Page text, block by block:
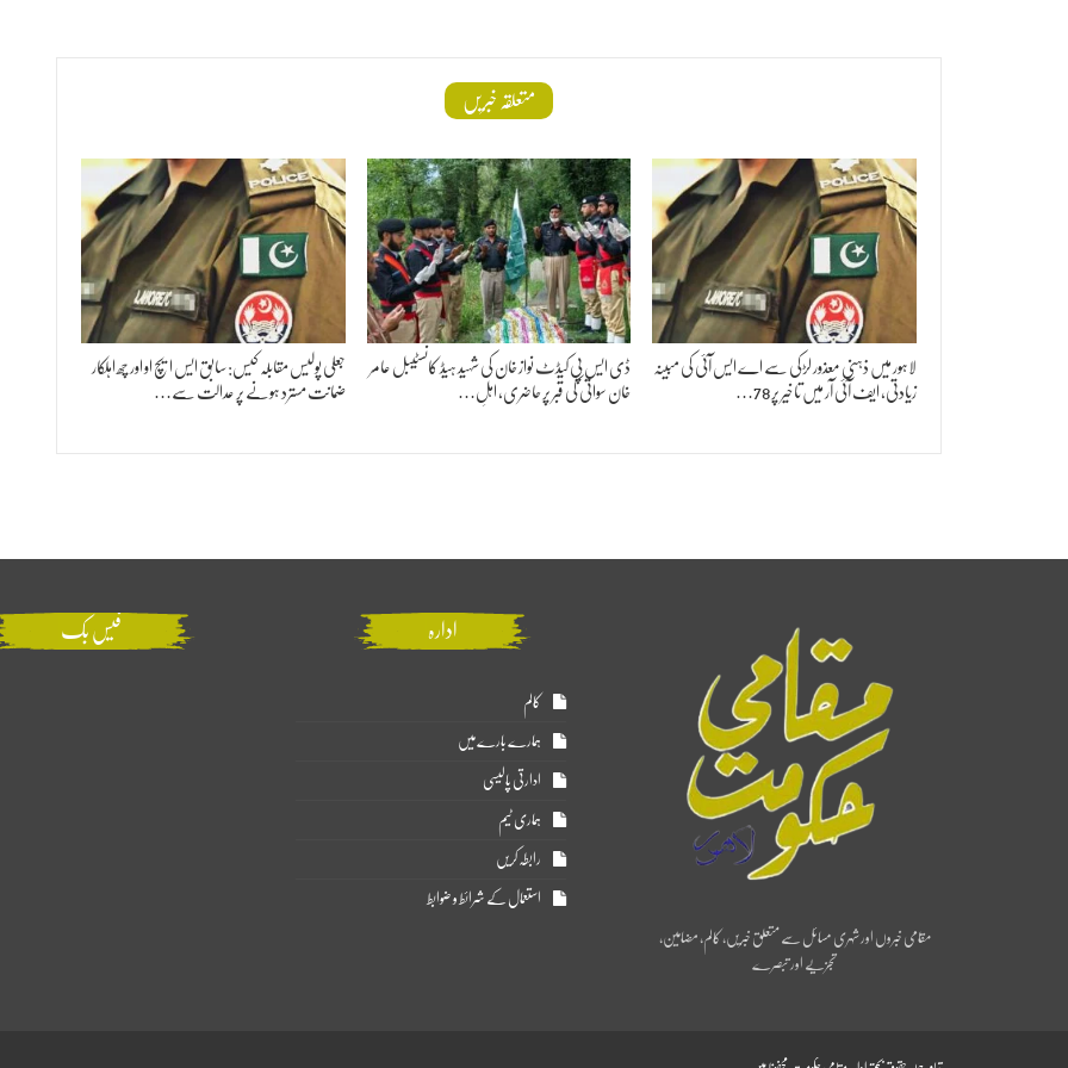
متعلقہ خبریں
لاہور میں ذہنی معذور لڑکی سے اے ایس آئی کی مبینہ
زیادتی، ایف آئی آر میں تاخیر پر 78…
ڈی ایس پی کیڈٹ نواز خان کی شہید ہیڈ کانسٹیبل عامر
خان سواتی کی قبر پر حاضری، اہلِ…
جعلی پولیس مقابلہ کیس: سابق ایس ایچ او اور چھ اہلکار
ضمانت مسترد ہونے پر عدالت سے…
مقامی خبروں اور شہری مسائل سے متعلق خبریں، کالم، مضامین،
تجزیے اور تبصرے
ادارہ
کالم
ہمارے بارے میں
ادارتی پالیسی
ہماری ٹیم
رابطہ کریں
استعمال کے شرائط و ضوابط
فیس بک